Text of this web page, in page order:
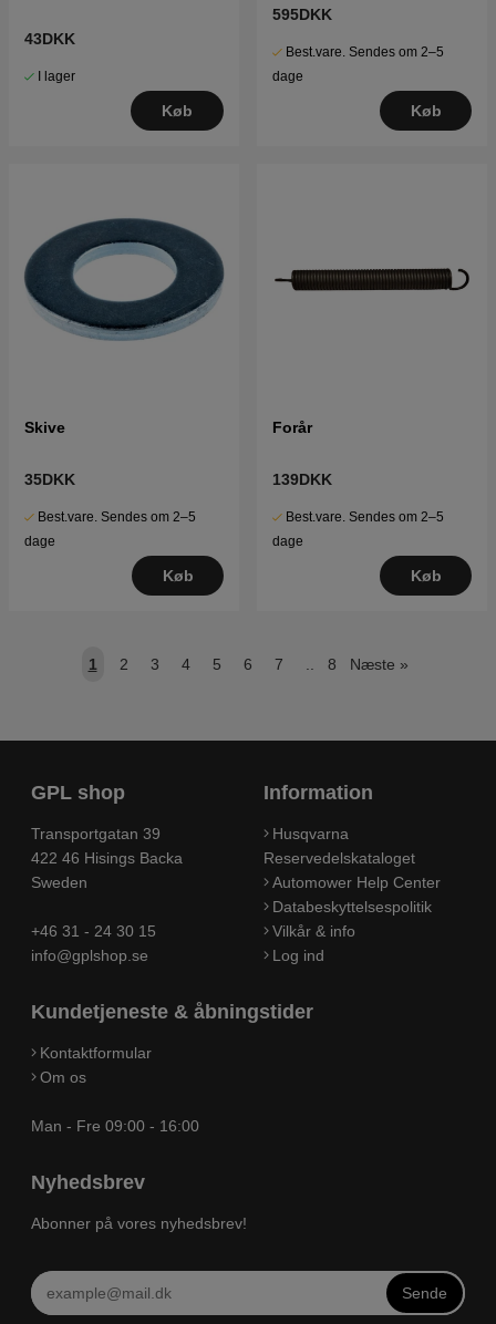
43DKK
I lager
Køb
595DKK
Best.vare. Sendes om 2–5
dage
Køb
Skive
35DKK
Best.vare. Sendes om 2–5
dage
Køb
Forår
139DKK
Best.vare. Sendes om 2–5
dage
Køb
1 2 3 4 5 6 7 8 Næste »
GPL shop
Transportgatan 39
422 46 Hisings Backa
Sweden
+46 31 - 24 30 15
info@gplshop.se
Information
Husqvarna
Reservedelskataloget
Automower Help Center
Databeskyttelsespolitik
Vilkår & info
Log ind
Kundetjeneste & åbningstider
Kontaktformular
Om os
Man - Fre 09:00 - 16:00
Nyhedsbrev
Abonner på vores nyhedsbrev!
Sende